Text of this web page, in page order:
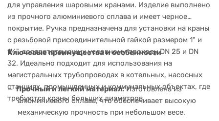
для управления шаровыми кранами. Изделие выполнено
из прочного алюминиевого сплава и имеет черное
покрытие. Ручка предназначена для установки на краны
с резьбовой присоединительной гайкой размером 1" и
1¼", соответствующих условному проходу DN 25 и DN
32. Идеально подходит для использования на
магистральных трубопроводах в котельных, насосных
станциях, промышленных и коммунальных объектах, где
требуются краны больших диаметров.
Ключевые преимущества и особенности
Прочный и легкий материал:Изготовлена из
алюминиевого сплава, что обеспечивает высокую
механическую прочность при небольшом весе.